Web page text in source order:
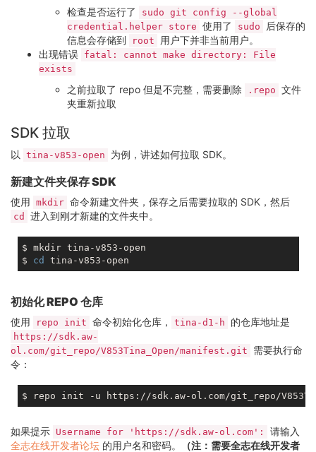
检查是否运行了
sudo git config --global
credential.helper store 使用了 sudo
后保存的
信息会存储到
root
用户下并非当前用户。
出现错误 fatal: cannot make directory: File
exists
之前拉取了 repo 但是不完整，需要删除 .repo 文件
夹重新拉取
SDK 拉取
以 tina-v853-open 为例，讲述如何拉取 SDK。
新建文件夹保存 SDK
使用 mkdir 命令新建文件夹，保存之后需要拉取的 SDK，然后
cd 进入到刚才新建的文件夹中。
$ mkdir tina-v853-open
$ cd
初始化 REPO 仓库
使用 repo init 命令初始化仓库， tina-d1-h 的仓库地址是
https://sdk.aw-
ol.com/git_repo/V853Tina_Open/manifest.git
需要执行命
令：
如果提示 Username for 'https://sdk.aw-ol.com':
请输入
全志在线开发者论坛 的用户名和密码。
（注：需要全志在线开发者